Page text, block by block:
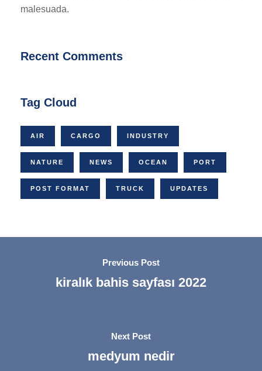
malesuada.
Recent Comments
Tag Cloud
AIR CARGO INDUSTRY
NATURE NEWS OCEAN PORT
POST FORMAT TRUCK UPDATES
Previous Post
kiralık bahis sayfası 2022
Next Post
medyum nedir